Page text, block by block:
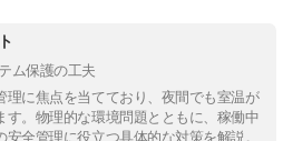
ム保護の工夫
理に焦点を当てており、夜間でも室温が
す。物理的な環境問題とともに、稼働中
全管理に役立つ具体的な対策を解説。